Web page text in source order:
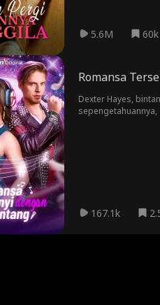
5.6M 60k
Romansa
Dexter Hayes,
167.1k